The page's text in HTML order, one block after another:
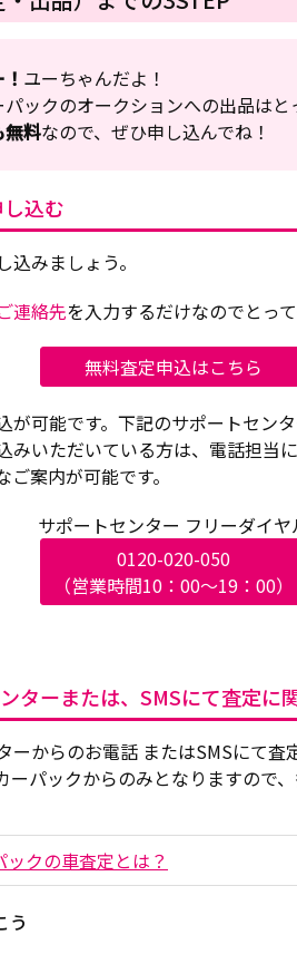
ユーちゃんだよ！
ックのオークションへの出品はと
無料なので、ぜひ申し込んでね！
込む
みましょう。
連絡先を入力するだけなのでとって
無料査定申込はこちら
が可能です。下記のサポートセン
みいただいている方は、電話担当
案内が可能です。
サポートセンター フリーダイヤ
0120-020-050
（営業時間10：00〜19：00）
ターまたは、SMSにて査定に
ーからのお電話 またはSMSにて査
ーパックからのみとなりますので
ックの車査定とは？
う